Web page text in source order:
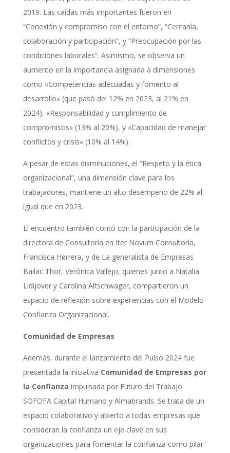
2019. Las caídas más importantes fueron en
“Conexión y compromiso con el entorno”, “Cercanía,
colaboración y participación”, y “Preocupación por las
condiciones laborales”. Asimismo, se observa un
aumento en la importancia asignada a dimensiones
como «Competencias adecuadas y fomento al
desarrollo» (que pasó del 12% en 2023, al 21% en
2024), «Responsabilidad y cumplimiento de
compromisos» (13% al 20%), y «Capacidad de manejar
conflictos y crisis» (10% al 14%).
A pesar de estas disminuciones, el “Respeto y la ética
organizacional”, una dimensión clave para los
trabajadores, mantiene un alto desempeño de 22% al
igual que en 2023.
El encuentro también contó con la participación de la
directora de Consultoría en Iter Novum Consultoría,
Francisca Herrera, y de La generalista de Empresas
BailacThor, Verónica Vallejo, quienes junto a Natalia
Lidijover y Carolina Altschwager, compartieron un
espacio de reflexión sobre experiencias con el Modelo
Confianza Organizacional.
Comunidad de Empresas
Además, durante el lanzamiento del Pulso 2024 fue
presentada la iniciativa Comunidad de Empresas por
la Confianza impulsada por Futuro del Trabajo
SOFOFA Capital Humano y Almabrands. Se trata de un
espacio colaborativo y abierto a todas empresas que
consideran la confianza un eje clave en sus
organizaciones para fomentar la confianza como pilar